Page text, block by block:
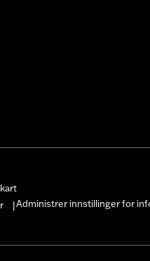
Administrer innstillinger for